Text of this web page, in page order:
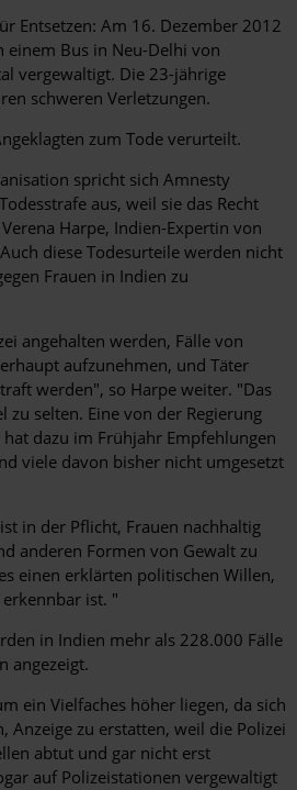
Entsetzen: Am 16. Dezember 2012
einem Bus in Neu-Delhi von
vergewaltigt. Die 23-jährige
schweren Verletzungen.
zum Tode verurteilt.
spricht sich Amnesty
aus, weil sie das Recht
Harpe, Indien-Expertin von
diese Todesurteile werden nicht
Frauen in Indien zu
angehalten werden, Fälle von
aufzunehmen, und Täter
werden", so Harpe weiter. "Das
zu selten. Eine von der Regierung
dazu im Frühjahr Empfehlungen
viele davon bisher nicht umgesetzt
in der Pflicht, Frauen nachhaltig
anderen Formen von Gewalt zu
einen erklärten politischen Willen,
ist. "
in Indien mehr als 228.000 Fälle
angezeigt.
ein Vielfaches höher liegen, da sich
Anzeige zu erstatten, weil die Polizei
abtut und gar nicht erst
auf Polizeistationen vergewaltigt